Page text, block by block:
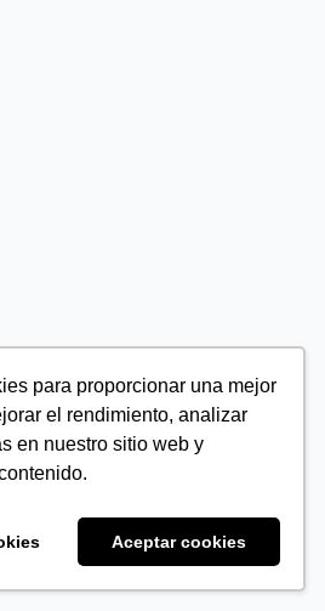
para proporcionar una mejor
el rendimiento, analizar
en nuestro sitio web y
Aceptar cookies